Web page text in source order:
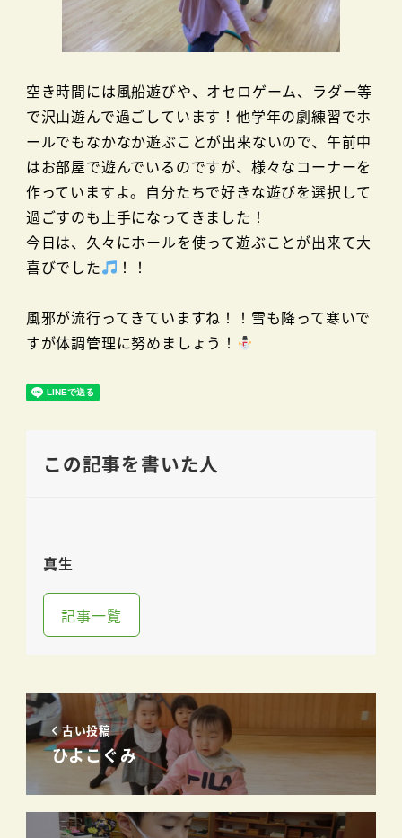
空き時間には風船遊びや、オセロゲーム、ラダー等
で沢山遊んで過ごしています！他学年の劇練習でホ
ールでもなかなか遊ぶことが出来ないので、午前中
はお部屋で遊んでいるのですが、様々なコーナーを
作っていますよ。自分たちで好きな遊びを選択して
過ごすのも上手になってきました！
今日は、久々にホールを使って遊ぶことが出来て大
喜びでした
！！
風邪が流行ってきていますね！！雪も降って寒いで
すが体調管理に努めましょう！
この記事を書いた人
真生
記事一覧
古い投稿
ひよこぐみ